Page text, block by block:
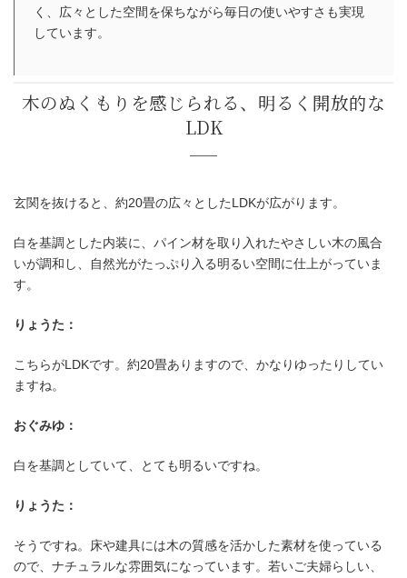
く、広々とした空間を保ちながら毎日の使いやすさも実現
しています。
玄関を抜けると、約20畳の広々としたLDKが広がります。
白を基調とした内装に、パイン材を取り入れたやさしい木の風合
いが調和し、自然光がたっぷり入る明るい空間に仕上がっていま
す。
りょうた：
こちらがLDKです。約20畳ありますので、かなりゆったりしてい
ますね。
おぐみゆ：
白を基調としていて、とても明るいですね。
りょうた：
そうですね。床や建具には木の質感を活かした素材を使っている
ので、ナチュラルな雰囲気になっています。若いご夫婦らしい、